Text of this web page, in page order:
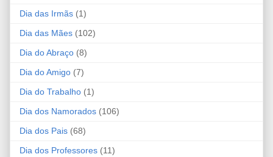
Dia das Irmãs (1)
Dia das Mães (102)
Dia do Abraço (8)
Dia do Amigo (7)
Dia do Trabalho (1)
Dia dos Namorados (106)
Dia dos Pais (68)
Dia dos Professores (11)